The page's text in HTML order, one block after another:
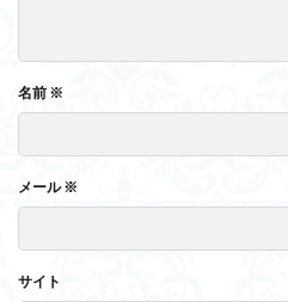
名前 ※
メール※
サイト